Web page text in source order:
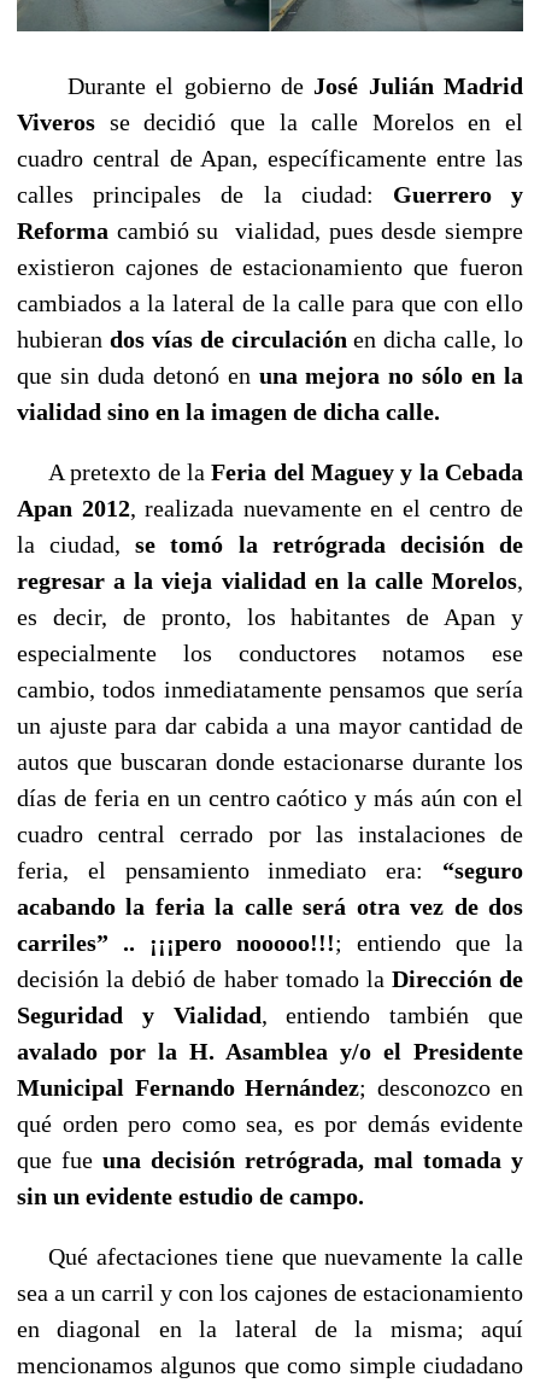
Durante el gobierno deJosé Julián Madrid
Viveros se decidió que la calle Morelos en el
cuadro central de Apan, específicamente entre las
calles principales de la ciudad: Guerrero y
Reforma cambió su vialidad, pues desde siempre
existieron cajones de estacionamiento que fueron
cambiados a la lateral de la calle para que con ello
hubieran dos vías de circulación en dicha calle, lo
que sin duda detonó en una mejora no sólo en la
vialidad sino en la imagen de dicha calle.
A pretexto de laFeria del Maguey y la Cebada
Apan 2012, realizada nuevamente en el centro de
la ciudad,se tomó la retrógrada decisión de
regresar a la vieja vialidad en la calle Morelos,
es decir, de pronto, los habitantes de Apan y
especialmente los conductores notamos ese
cambio, todos inmediatamente pensamos que sería
un ajuste para dar cabida a una mayor cantidad de
autos que buscaran donde estacionarse durante los
días de feria en un centro caótico y más aún con el
cuadro central cerrado por las instalaciones de
feria, el pensamiento inmediato era: “seguro
acabando la feria la calle será otra vez de dos
carriles” .. ¡¡¡pero nooooo!!!; entiendo que la
decisión la debió de haber tomado la Dirección de
Seguridad y Vialidad, entiendo también que
avalado por la H. Asamblea y/o el Presidente
Municipal Fernando Hernández; desconozco en
qué orden pero como sea, es por demás evidente
que fue una decisión retrógrada, mal tomada y
sin un evidente estudio de campo.
Qué afectaciones tiene que nuevamente la calle
sea a un carril y con los cajones de estacionamiento
en diagonal en la lateral de la misma; aquí
mencionamos algunos que como simple ciudadano